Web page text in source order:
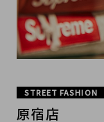
STREET FASHION
原宿店